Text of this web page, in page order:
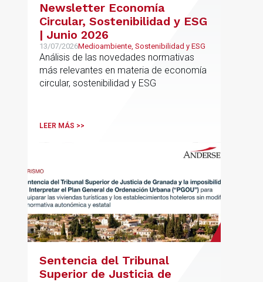
Newsletter Economía
Circular, Sostenibilidad y ESG
| Junio 2026
13/07/2026Medioambiente, Sostenibilidad y ESG
Análisis de las novedades normativas
más relevantes en materia de economía
circular, sostenibilidad y ESG
LEER MÁS >>
Sentencia del Tribunal
Superior de Justicia de